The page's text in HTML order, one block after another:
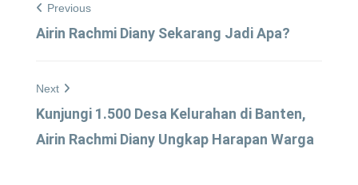
Previous
Airin Rachmi Diany Sekarang Jadi Apa?
Next
Kunjungi 1.500 Desa Kelurahan di Banten,
Airin Rachmi Diany Ungkap Harapan Warga